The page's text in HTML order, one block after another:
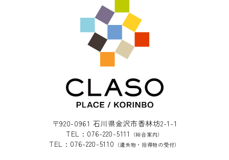
〒920-0961 石川県金沢市香林坊2-1-1
TEL : 076-220-5111
（総合案内）
TEL : 076-220-5110 （遺失物・拾得物の受付）